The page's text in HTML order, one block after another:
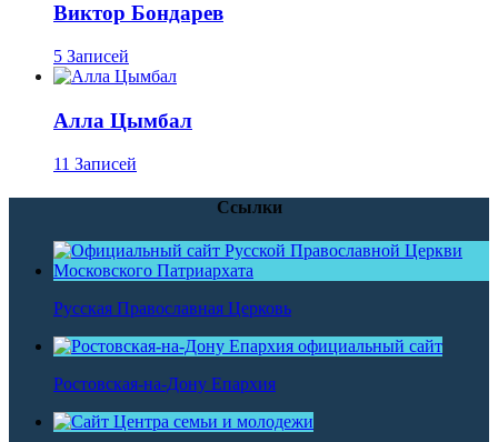
Виктор Бондарев
5 Записей
Алла Цымбал
11 Записей
Ссылки
Русская Православная Церковь
Ростовская-на-Дону Епархия